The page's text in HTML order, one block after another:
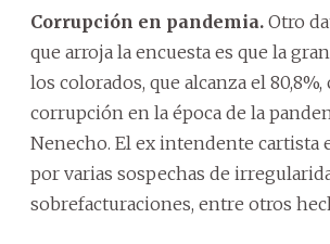
Corrupción en pandemia. Otro
que arroja la encuesta es que la
los colorados, que alcanza el
corrupción en la época de la
Nenecho. El ex intendente cartista
por varias sospechas de
sobrefacturaciones, entre otros